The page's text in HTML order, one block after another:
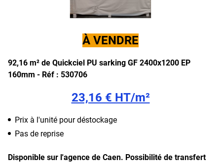
À VENDRE
92,16 m² de Quickciel PU sarking GF 2400x1200 EP
160mm - Réf : 530706
23,16 € HT/m²
Prix à l'unité pour déstockage
Pas de reprise
Disponible sur l'agence de Caen. Possibilité de transfert